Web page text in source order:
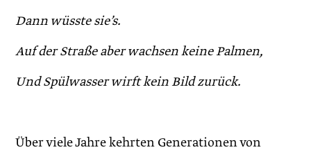
Dann wüsste sie’s.
Auf der Straße aber wachsen keine Palmen,
Und Spülwasser wirft kein Bild zurück.
Über viele Jahre kehrten Generationen von